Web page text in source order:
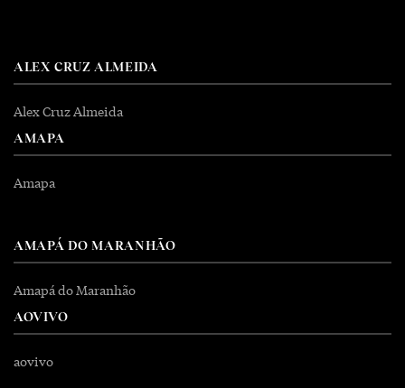
ALEX CRUZ ALMEIDA
Alex Cruz Almeida
AMAPA
Amapa
AMAPÁ DO MARANHÃO
Amapá do Maranhão
AOVIVO
aovivo